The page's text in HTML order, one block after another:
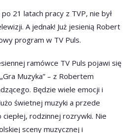
21 latach pracy z TVP, nie był
A jednak! Już jesienią Robert
program w TV Puls.
ramówce TV Puls pojawi się
Muzyka” – z Robertem
Będzie wiele emocji i
świetnej muzyki a przede
rodzinnej rozrywki. Nie
sceny muzycznej i